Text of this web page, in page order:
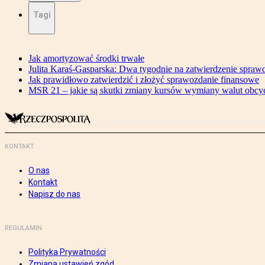
Tagi
Jak amortyzować środki trwałe
Julita Karaś-Gasparska: Dwa tygodnie na zatwierdzenie
Jak prawidłowo zatwierdzić i złożyć sprawozdanie finansowe
MSR 21 – jakie są skutki zmiany kursów wymiany walut
KONTAKT
O nas
Kontakt
Napisz do nas
REGULAMIN
Polityka Prywatności